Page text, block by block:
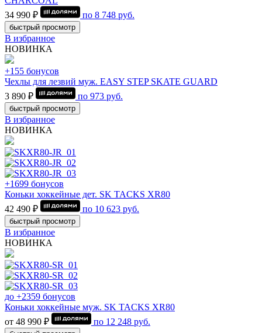
34 990 ₽
по 8 748 руб.
быстрый просмотр
В избранное
НОВИНКА
+155 бонусов
Чехлы для лезвий муж. EASY STEP SKATE GUARD
3 890 ₽
по 973 руб.
быстрый просмотр
В избранное
НОВИНКА
+1699 бонусов
Коньки хоккейные дет. SK TACKS XR80
42 490 ₽
по 10 623 руб.
быстрый просмотр
В избранное
НОВИНКА
до +2359 бонусов
Коньки хоккейные муж. SK TACKS XR80
от 48 990 ₽
по 12 248 руб.